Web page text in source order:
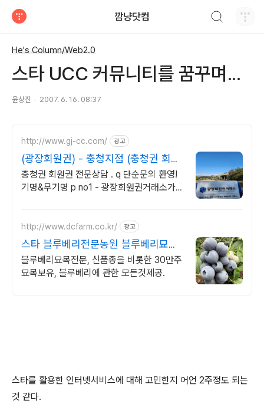
깜냥닷컴
He's Column/Web2.0
스타 UCC 커뮤니티를 꿈꾸며...
윤상진 2007. 6. 16. 08:37
http://www.gj-cc.com/ 광고
(광장회원권) - 충청지점 (충청권 회원
권 전문 상담)
충청권 회원권 전문상담 . q 단순문의 환영!
기명&무기명 p no1 - 광장회원권거래소가
http://www.dcfarm.co.kr/ 광고
스타 블루베리전문농원 블루베리묘목
농자재 영양제
블루베리묘목전문, 신품종을 비롯한 30만주
묘목보유, 블루베리에 관한 모든것제공.
스타를 활용한 인터넷서비스에 대해 고민한지 어언 2주정도 되는
것 같다.